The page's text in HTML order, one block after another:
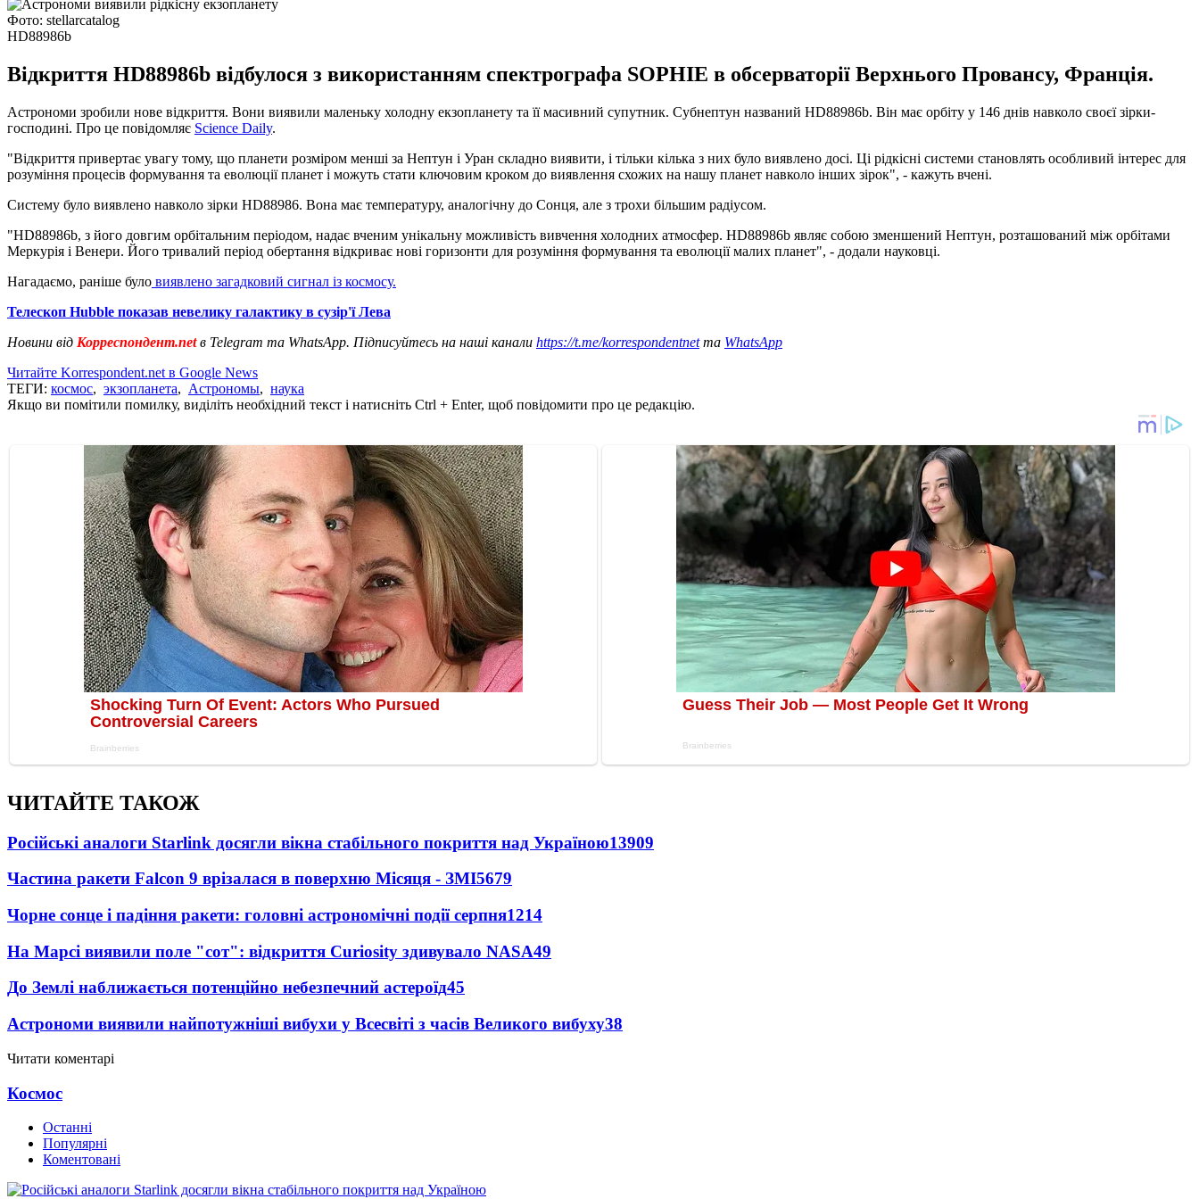
Фото: stellarcatalog
HD88986b
Відкриття HD88986b відбулося з використанням спектрографа SOPHIE в обсерваторії Верхнього Провансу, Франція.
Астрономи зробили нове відкриття. Вони виявили маленьку холодну екзопланету та її масивний супутник. Субнептун названий HD88986b. Він має орбіту у 146 днів навколо своєї зірки-
господині. Про це повідомляє Science Daily.
"Відкриття привертає увагу тому, що планети розміром менші за Нептун і Уран складно виявити, і тільки кілька з них було виявлено досі. Ці рідкісні системи становлять особливий інтерес для
розуміння процесів формування та еволюції планет і можуть стати ключовим кроком до виявлення схожих на нашу планет навколо інших зірок", - кажуть вчені.
Систему було виявлено навколо зірки HD88986. Вона має температуру, аналогічну до Сонця, але з трохи більшим радіусом.
"HD88986b, з його довгим орбітальним періодом, надає вченим унікальну можливість вивчення холодних атмосфер. HD88986b являє собою зменшений Нептун, розташований між орбітами
Меркурія і Венери. Його тривалий період обертання відкриває нові горизонти для розуміння формування та еволюції малих планет", - додали науковці.
Нагадаємо, раніше було виявлено загадковий сигнал із космосу.
Телескоп Hubble показав невелику галактику в сузір'ї Лева
Новини від Корреспондент.netв Telegram та WhatsApp. Підписуйтесь на наші канали https://t.me/korrespondentnetта WhatsApp
Читайте Korrespondent.net в Google News
ТЕГИ: космос, экзопланета, Астрономы, наука
Якщо ви помітили помилку, виділіть необхідний текст і натисніть Ctrl + Enter, щоб повідомити про це редакцію.
ЧИТАЙТЕ ТАКОЖ
Російські аналоги Starlink досягли вікна стабільного покриття над Україною13909
Частина ракети Falcon 9 врізалася в поверхню Місяця - ЗМІ5679
Чорне сонце і падіння ракети: головні астрономічні події серпня1214
На Марсі виявили поле "сот": відкриття Curiosity здивувало NASA49
До Землі наближається потенційно небезпечний астероїд45
Астрономи виявили найпотужніші вибухи у Всесвіті з часів Великого вибуху38
Читати коментарі
Космос
Останні
Популярні
Коментовані